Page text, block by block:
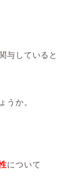
与していると
か。
について